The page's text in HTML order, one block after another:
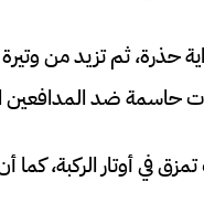
حذرة، ثم تزيد من
في أوتار الركبة، كما